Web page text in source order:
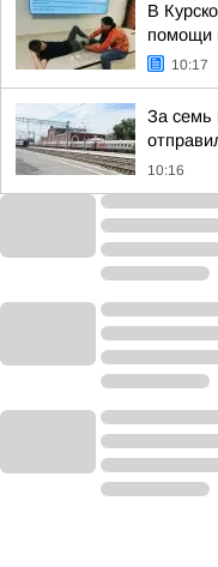
В
помощи
10:17
За семь
10:16